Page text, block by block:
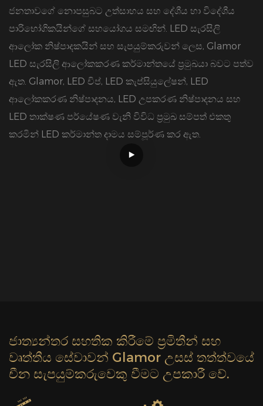
ජනතාවගේ නොපසුබට උත්සාහය සහ දේශීය හා විදේශීය
පාරිභෝගිකයින්ගේ සහයෝගය සමඟින්. LED සැරසිලි
ආලෝක නිෂ්පාදකයින් සහ සැපයුම්කරුවන් ලෙස, Glamor
LED සැරසිලි ආලෝකකරණ කර්මාන්තයේ ප්‍රමුඛයා බවට පත්ව
ඇත. Glamor, LED චිප්, LED කැප්සියුලේෂන්, LED
ආලෝකකරණ නිෂ්පාදනය, LED උපකරණ නිෂ්පාදනය සහ
LED තාක්ෂණ පර්යේෂණ වැනි විවිධ ප්‍රමුඛ සම්පත් එකතු
කරමින් LED කර්මාන්ත දාමය සම්පූර්ණ කර ඇත.
ජාත්‍යන්තර සහතික කිරීමේ ප්‍රමිතීන් සහ
වෘත්තීය සේවාවන් Glamor උසස් තත්ත්වයේ
චීන සැපයුම්කරුවෙකු වීමට උපකාරී වේ.